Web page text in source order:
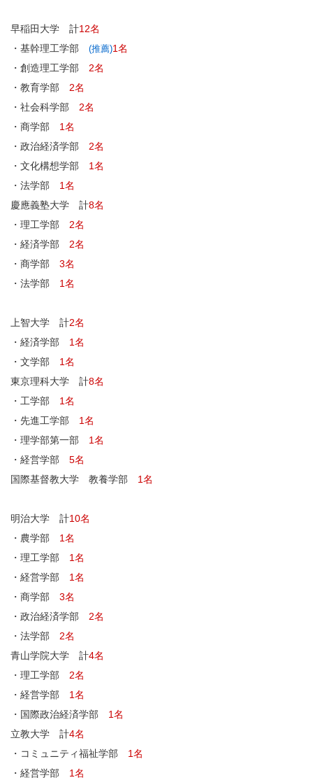
早稲田大学 計12名
・基幹理工学部 (推薦)1名
・創造理工学部 2名
・教育学部 2名
・社会科学部 2名
・商学部 1名
・政治経済学部 2名
・文化構想学部 1名
・法学部 1名
慶應義塾大学 計8名
・理工学部 2名
・経済学部 2名
・商学部 3名
・法学部 1名
上智大学 計2名
・経済学部 1名
・文学部 1名
東京理科大学 計8名
・工学部 1名
・先進工学部 1名
・理学部第一部 1名
・経営学部 5名
国際基督教大学 教養学部 1名
明治大学 計10名
・農学部 1名
・理工学部 1名
・経営学部 1名
・商学部 3名
・政治経済学部 2名
・法学部 2名
青山学院大学 計4名
・理工学部 2名
・経営学部 1名
・国際政治経済学部 1名
立教大学 計4名
・コミュニティ福祉学部 1名
・経営学部 1名